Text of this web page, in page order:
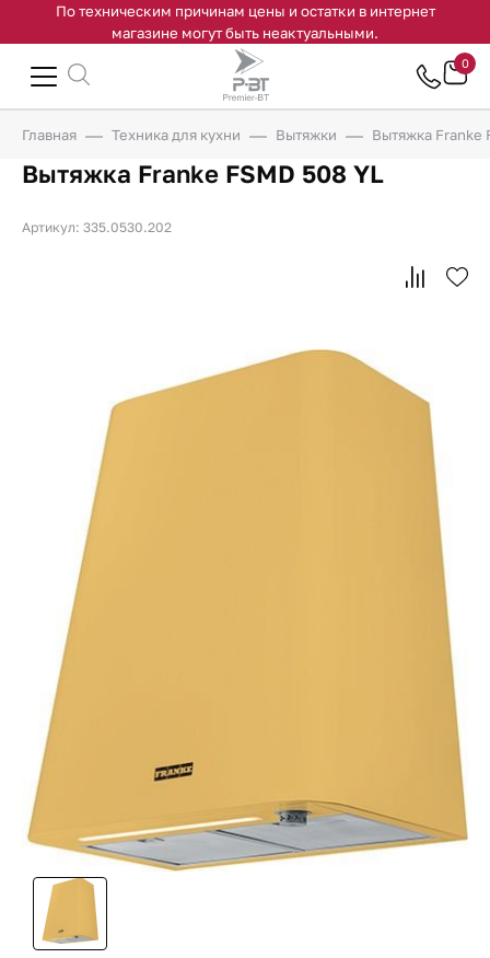
По техническим причинам цены и остатки в интернет
магазине могут быть неактуальными.
0
Главная Техника для кухни Вытяжки Вытяжка Franke
Вытяжка Franke FSMD 508 YL
Артикул: 335.0530.202